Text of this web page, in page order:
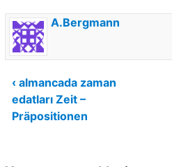
A.Bergmann
Yazı
gezinmesi
‹ almancada zaman
edatları Zeit –
Präpositionen